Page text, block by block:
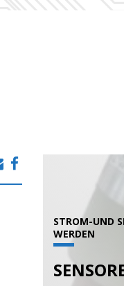
STROM-UND
WERDEN